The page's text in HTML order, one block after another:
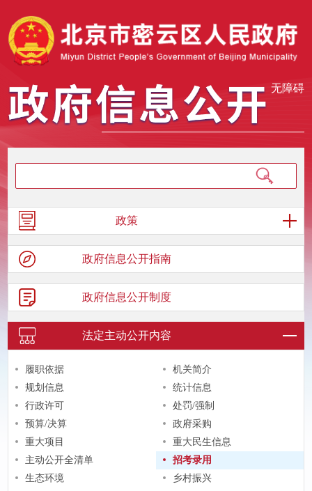
无障碍
政策
政府信息公开指南
政府信息公开制度
法定主动公开内容
履职依据
机关简介
规划信息
统计信息
行政许可
处罚/强制
预算/决算
政府采购
重大项目
重大民生信息
主动公开全清单
招考录用
生态环境
乡村振兴